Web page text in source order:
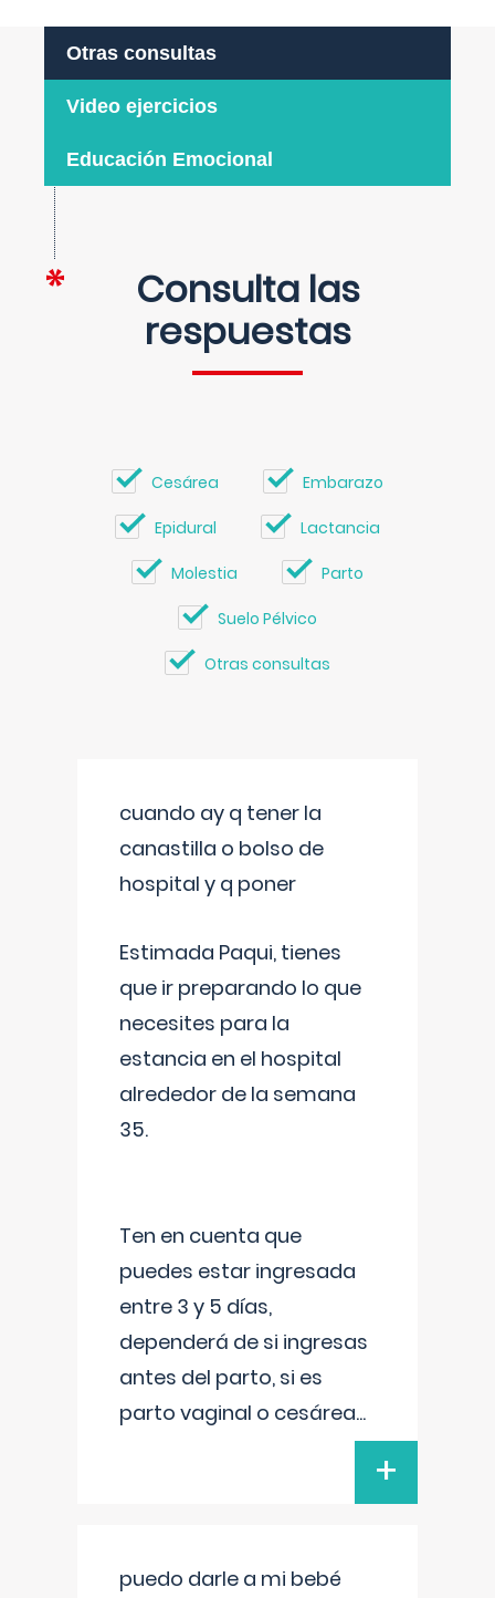
Otras consultas
Video ejercicios
Educación Emocional
Consulta las
respuestas
Cesárea Embarazo
Epidural Lactancia
Molestia Parto
Suelo Pélvico
Otras consultas
cuando ay q tener la
canastilla o bolso de
hospital y q poner
Estimada Paqui, tienes
que ir preparando lo que
necesites para la
estancia en el hospital
alrededor de la semana
35.
Ten en cuenta que
puedes estar ingresada
entre 3 y 5 días,
dependerá de si ingresas
antes del parto, si es
parto vaginal o cesárea...
+
puedo darle a mi bebé